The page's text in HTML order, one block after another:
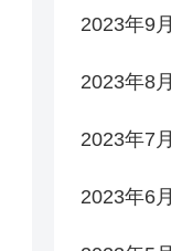
2023年9月
2023年8月
2023年7月
2023年6月